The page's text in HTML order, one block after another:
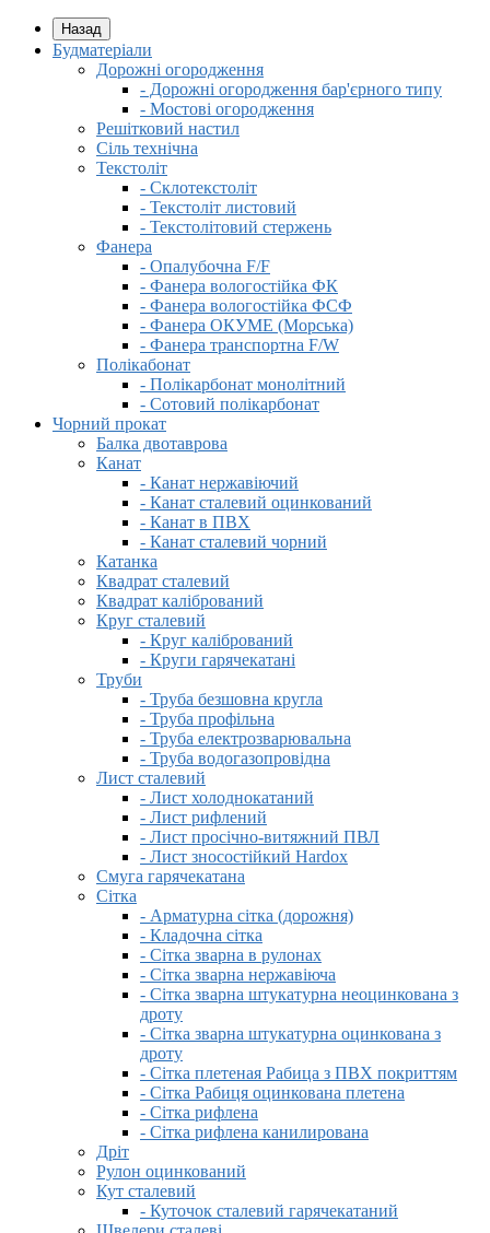
Назад
Будматеріали
Дорожні огородження
- Дорожні огородження бар'єрного типу
- Мостові огородження
Решітковий настил
Сіль технічна
Текстоліт
- Склотекстоліт
- Текстоліт листовий
- Текстолітовий стержень
Фанера
- Опалубочна F/F
- Фанера вологостійка ФК
- Фанера вологостійка ФСФ
- Фанера ОКУМЕ (Морська)
- Фанера транспортна F/W
Полікабонат
- Полікарбонат монолітний
- Сотовий полікарбонат
Чорний прокат
Балка двотаврова
Канат
- Канат нержавіючий
- Канат сталевий оцинкований
- Канат в ПВХ
- Канат сталевий чорний
Катанка
Квадрат сталевий
Квадрат калібрований
Круг сталевий
- Круг калібрований
- Круги гарячекатані
Труби
- Труба безшовна кругла
- Труба профільна
- Труба електрозварювальна
- Труба водогазопровідна
Лист сталевий
- Лист холоднокатаний
- Лист рифлений
- Лист просічно-витяжний ПВЛ
- Лист зносостійкий Hardox
Смуга гарячекатана
Сітка
- Арматурна сітка (дорожня)
- Кладочна сітка
- Сітка зварна в рулонах
- Сітка зварна нержавіюча
- Сітка зварна штукатурна неоцинкована з
дроту
- Сітка зварна штукатурна оцинкована з
дроту
- Сітка плетеная Рабица з ПВХ покриттям
- Сітка Рабиця оцинкована плетена
- Сітка рифлена
- Сітка рифлена канилирована
Дріт
Рулон оцинкований
Кут сталевий
- Куточок сталевий гарячекатаний